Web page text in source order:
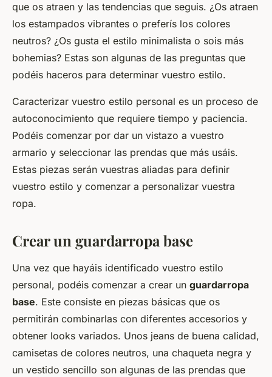
que os atraen y las tendencias que seguis. ¿Os atraen
los estampados vibrantes o preferís los colores
neutros? ¿Os gusta el estilo minimalista o sois más
bohemias? Estas son algunas de las preguntas que
podéis haceros para determinar vuestro estilo.
Caracterizar vuestro estilo personal es un proceso de
autoconocimiento que requiere tiempo y paciencia.
Podéis comenzar por dar un vistazo a vuestro
armario y seleccionar las prendas que más usáis.
Estas piezas serán vuestras aliadas para definir
vuestro estilo y comenzar a personalizar vuestra
ropa.
Crear un guardarropa base
Una vez que hayáis identificado vuestro estilo
personal, podéis comenzar a crear un guardarropa
base. Este consiste en piezas básicas que os
permitirán combinarlas con diferentes accesorios y
obtener looks variados. Unos jeans de buena calidad,
camisetas de colores neutros, una chaqueta negra y
un vestido sencillo son algunas de las prendas que